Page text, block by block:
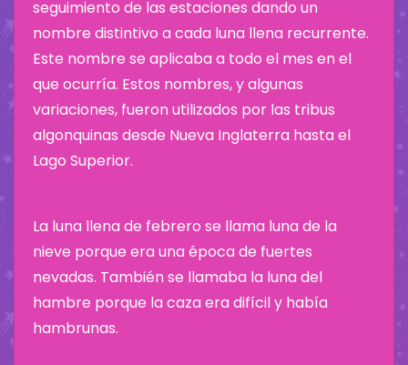
seguimiento de las estaciones dando un
nombre distintivo a cada luna llena recurrente.
Este nombre se aplicaba a todo el mes en el
que ocurría. Estos nombres, y algunas
variaciones, fueron utilizados por las tribus
algonquinas desde Nueva Inglaterra hasta el
Lago Superior.
La luna llena de febrero se llama luna de la
nieve porque era una época de fuertes
nevadas. También se llamaba la luna del
hambre porque la caza era difícil y había
hambrunas.